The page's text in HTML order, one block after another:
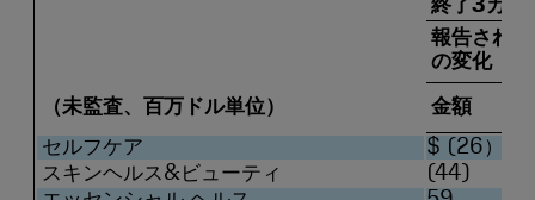
終了3カ
報告され
の変化
（未監査、百万ドル単位）
金額
セルフケア
$ (26）
スキンヘルス&ビューティ
(44)